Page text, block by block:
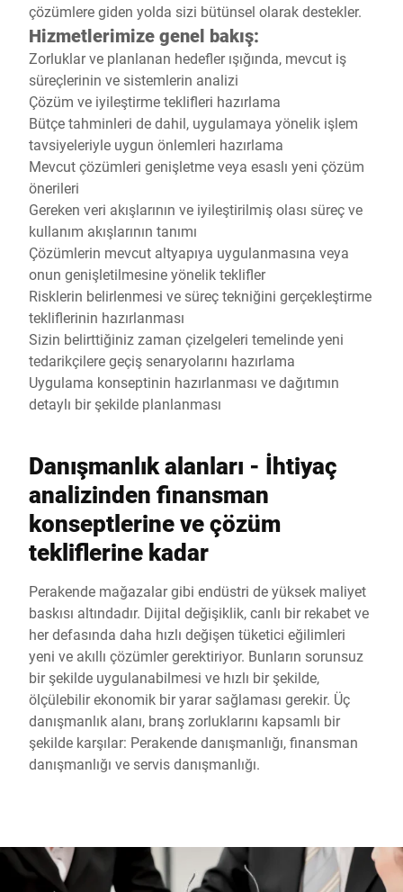
çözümlere giden yolda sizi bütünsel olarak destekler.
Hizmetlerimize genel bakış:
Zorluklar ve planlanan hedefler ışığında, mevcut iş
süreçlerinin ve sistemlerin analizi
Çözüm ve iyileştirme teklifleri hazırlama
Bütçe tahminleri de dahil, uygulamaya yönelik işlem
tavsiyeleriyle uygun önlemleri hazırlama
Mevcut çözümleri genişletme veya esaslı yeni çözüm
önerileri
Gereken veri akışlarının ve iyileştirilmiş olası süreç ve
kullanım akışlarının tanımı
Çözümlerin mevcut altyapıya uygulanmasına veya
onun genişletilmesine yönelik teklifler
Risklerin belirlenmesi ve süreç tekniğini gerçekleştirme
tekliflerinin hazırlanması
Sizin belirttiğiniz zaman çizelgeleri temelinde yeni
tedarikçilere geçiş senaryolarını hazırlama
Uygulama konseptinin hazırlanması ve dağıtımın
detaylı bir şekilde planlanması
Danışmanlık alanları - İhtiyaç
analizinden finansman
konseptlerine ve çözüm
tekliflerine kadar
Perakende mağazalar gibi endüstri de yüksek maliyet
baskısı altındadır. Dijital değişiklik, canlı bir rekabet ve
her defasında daha hızlı değişen tüketici eğilimleri
yeni ve akıllı çözümler gerektiriyor. Bunların sorunsuz
bir şekilde uygulanabilmesi ve hızlı bir şekilde,
ölçülebilir ekonomik bir yarar sağlaması gerekir. Üç
danışmanlık alanı, branş zorluklarını kapsamlı bir
şekilde karşılar: Perakende danışmanlığı, finansman
danışmanlığı ve servis danışmanlığı.